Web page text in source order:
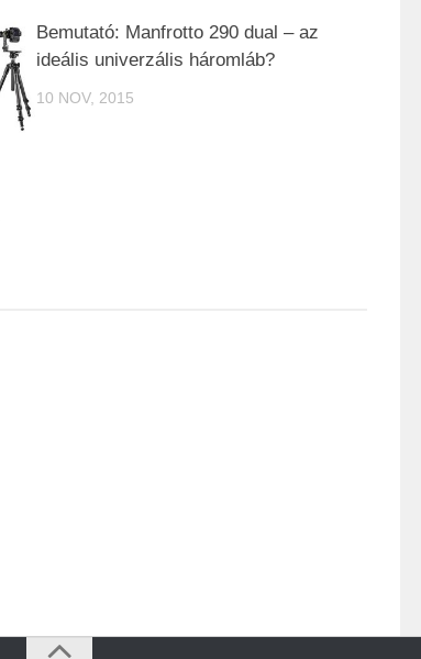
Bemutató: Manfrotto 290 dual – az
ideális univerzális háromláb?
10 NOV, 2015